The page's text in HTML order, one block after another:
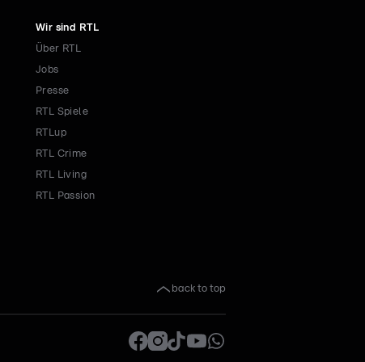
Wir sind RTL
Über RTL
Jobs
Presse
RTL Spiele
RTLup
RTL Crime
RTL Living
RTL Passion
back to top